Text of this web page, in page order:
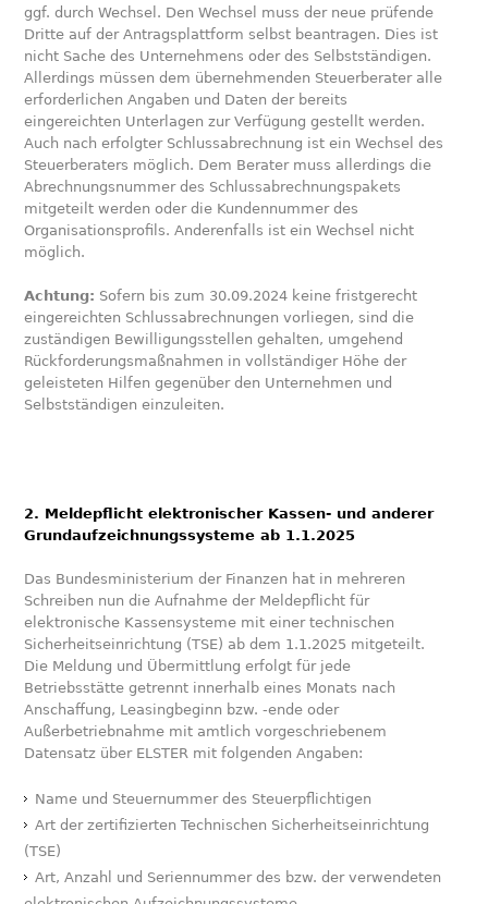
ggf. durch Wechsel. Den Wechsel muss der neue prüfende
Dritte auf der Antragsplattform selbst beantragen. Dies ist
nicht Sache des Unternehmens oder des Selbstständigen.
Allerdings müssen dem übernehmenden Steuerberater alle
erforderlichen Angaben und Daten der bereits
eingereichten Unterlagen zur Verfügung gestellt werden.
Auch nach erfolgter Schlussabrechnung ist ein Wechsel des
Steuerberaters möglich. Dem Berater muss allerdings die
Abrechnungsnummer des Schlussabrechnungspakets
mitgeteilt werden oder die Kundennummer des
Organisationsprofils. Anderenfalls ist ein Wechsel nicht
möglich.
Achtung: Sofern bis zum 30.09.2024 keine fristgerecht
eingereichten Schlussabrechnungen vorliegen, sind die
zuständigen Bewilligungsstellen gehalten, umgehend
Rückforderungsmaßnahmen in vollständiger Höhe der
geleisteten Hilfen gegenüber den Unternehmen und
Selbstständigen einzuleiten.
2. Meldepflicht elektronischer Kassen- und anderer
Grundaufzeichnungssysteme ab 1.1.2025
Das Bundesministerium der Finanzen hat in mehreren
Schreiben nun die Aufnahme der Meldepflicht für
elektronische Kassensysteme mit einer technischen
Sicherheitseinrichtung (TSE) ab dem 1.1.2025 mitgeteilt.
Die Meldung und Übermittlung erfolgt für jede
Betriebsstätte getrennt innerhalb eines Monats nach
Anschaffung, Leasingbeginn bzw. -ende oder
Außerbetriebnahme mit amtlich vorgeschriebenem
Datensatz über ELSTER mit folgenden Angaben:
Name und Steuernummer des Steuerpflichtigen
Art der zertifizierten Technischen Sicherheitseinrichtung
(TSE)
Art, Anzahl und Seriennummer des bzw. der verwendeten